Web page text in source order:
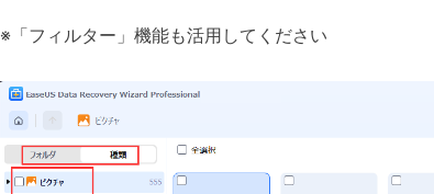
※「フィルター」機能も活用してください